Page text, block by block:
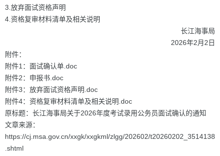
3.放弃面试资格声明
4.资格复审材料清单及相关说明
长江海事局
2026年2月2日
附件：
附件1：面试确认单.doc
附件2：申报书.doc
附件3：放弃面试资格声明.doc
附件4：资格复审材料清单及相关说明.doc
原标题：长江海事局关于2026年度考试录用公务员面试确认的通知
文章来源：
https://cj.msa.gov.cn/xxgk/xxgkml/zlgg/202602/t20260202_3514138
.shtml